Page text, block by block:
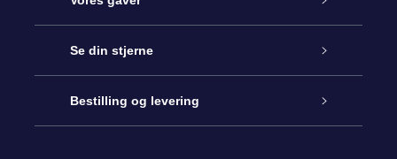
Kontakt os
Bloggen
Online Stjernegave
OSR Gavepakke
Se din stjerne
Star Register
Bestilling og levering